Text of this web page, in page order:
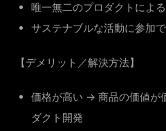
唯一無二のプロダクトによ
サステナブルな活動に参加
【デメリット／解決方法】
価格が高い → 商品の価値が
ダクト開発